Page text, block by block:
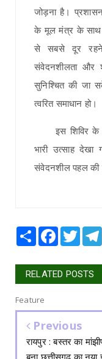
जोड़ना है।
के मूल मंत्र के साथ
से सबसे दूर रहने
संवेदनशीलता और
सुनिश्चित की जा
त्वरित समाधान हो।
इस शिविर के
भारी उत्साह
संवेदनशील पहल की
Share Facebook
RELATED POSTS
Feature
Previous
रायपुर : बस्तर का